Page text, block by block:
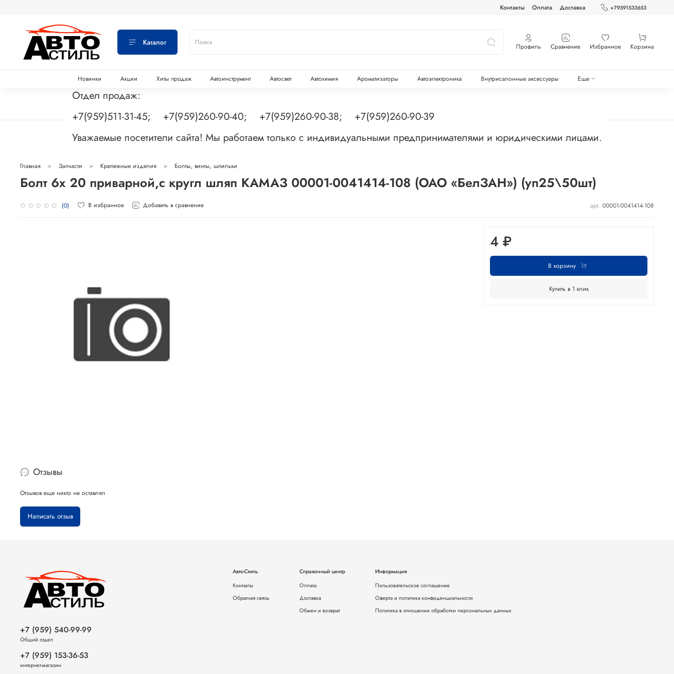
Контакты Оплата Доставка +79591533653
Каталог Профиль Сравнение Избранное Корзина
Новинки Акции Хиты продаж Автоинструмент Автосвет Автохимия Ароматизаторы Автоэлектроника Внутрисалонные аксессуары Еще
Отдел продаж:
+7(959)511-31-45; +7(959)260-90-40; +7(959)260-90-38; +7(959)260-90-39
Уважаемые посетители сайта! Мы работаем только с индивидуальными предпринимателями и юридическими лицами.
Главная Запчасти Крепежные изделия Болты, винты, шпильки
Болт 6х 20 приварной,с кругл шляп КАМАЗ 00001-0041414-108 (ОАО «БелЗАН») (уп25\50шт)
(0) В избранное Добавить в сравнение арт. 00001-0041414-108
4 ₽
В корзину
Купить в 1 клик
Отзывы
Отзывов еще никто не оставлял
Написать отзыв
Авто-Стиль
Контакты
Обратная связь
Справочный центр
Оплата
Доставка
Обмен и возврат
Информация
Пользовательское соглашение
Оферта и политика конфиденциальности
Политика в отношении обработки персональных данных
+7 (959) 540-99-99
Общий отдел
+7 (959) 153-36-53
интернет-магазин